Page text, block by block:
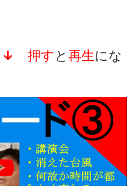
↓ 押すと 再生にな